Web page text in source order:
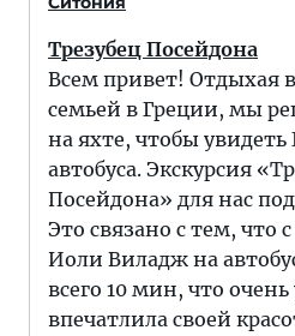
Трезубец Посейдона
Всем привет! Отдыхая
семьей в Греции, мы
на яхте, чтобы
автобуса. Экскурсия
Посейдона» для нас
Это связано с тем, что
Иоли Виладж на
всего 10 мин, что
впечатлила своей